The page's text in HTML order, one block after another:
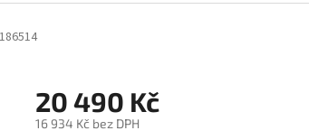
186514
20 490 Kč
16 934 Kč bez DPH